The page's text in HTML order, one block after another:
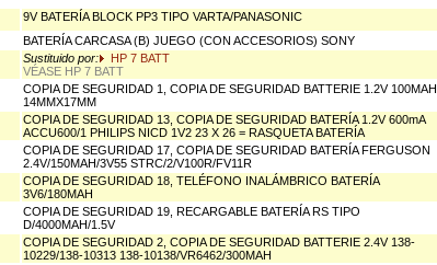
9V BATERÍA BLOCK PP3 TIPO VARTA/PANASONIC
BATERÍA CARCASA (B) JUEGO (CON ACCESORIOS) SONY
Sustituido por:
HP 7 BATT
VÉASE HP 7 BATT
COPIA DE SEGURIDAD 1, COPIA DE SEGURIDAD BATTERIE 1.2V 100MAH
14MMX17MM
COPIA DE SEGURIDAD 13, COPIA DE SEGURIDAD BATERÍA 1.2V 600mA
ACCU600/1 PHILIPS NICD 1V2 23 X 26 = RASQUETA BATERÍA
COPIA DE SEGURIDAD 17, COPIA DE SEGURIDAD BATERÍA FERGUSON
2.4V/150MAH/3V55 STRC/2/V100R/FV11R
COPIA DE SEGURIDAD 18, TELÉFONO INALÁMBRICO BATERÍA
3V6/180MAH
COPIA DE SEGURIDAD 19, RECARGABLE BATERÍA RS TIPO
D/4000MAH/1.5V
COPIA DE SEGURIDAD 2, COPIA DE SEGURIDAD BATTERIE 2.4V 138-
10229/138-10313 138-10138/VR6462/300MAH